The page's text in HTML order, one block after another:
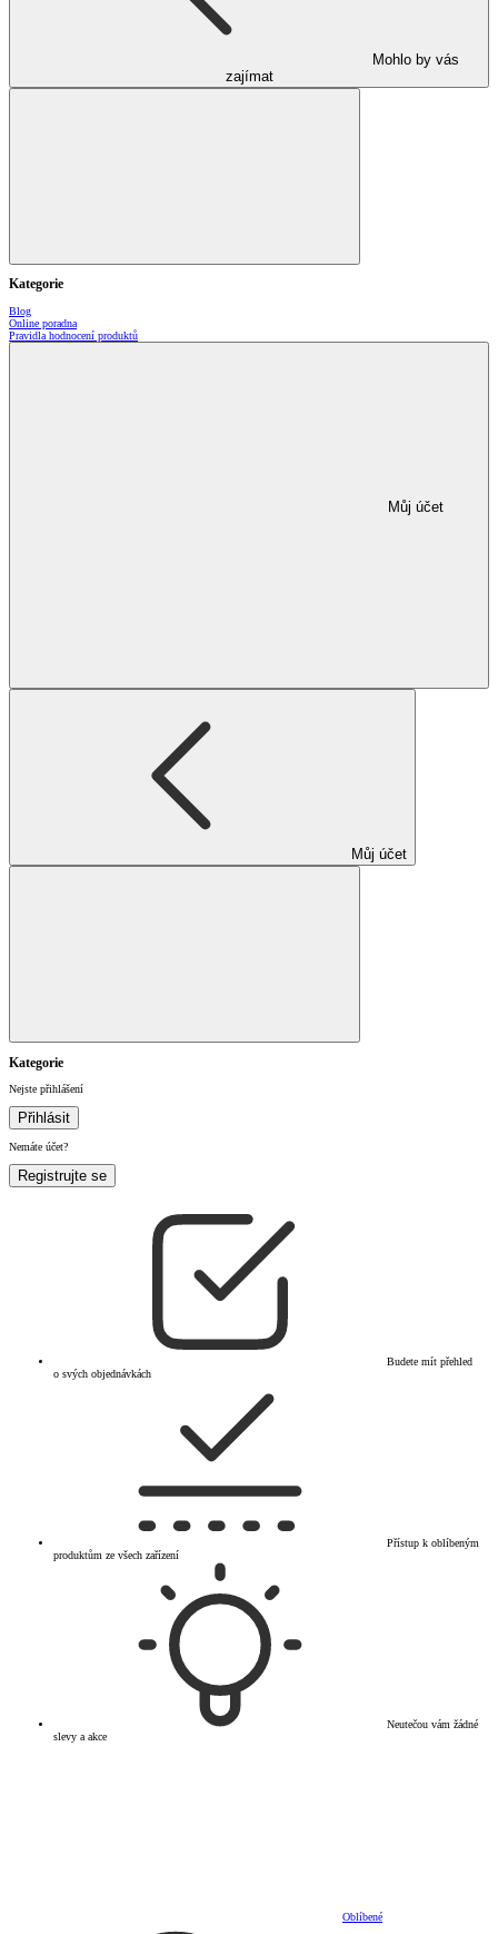
Mohlo by vás
zajímat
Kategorie
Blog
Online poradna
Pravidla hodnocení produktů
Můj účet
Můj účet
Kategorie
Nejste přihlášení
Přihlásit
Nemáte účet?
Registrujte se
Budete mít přehled
o svých objednávkách
Přístup k oblíbeným
produktům ze všech zařízení
Neutečou vám žádné
slevy a akce
Oblíbené